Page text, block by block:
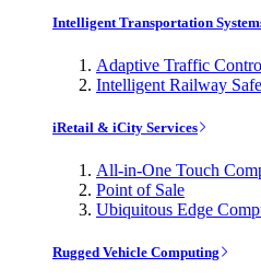
Intelligent Transportation
Adaptive Traffic
Intelligent Railway
iRetail & iCity Services
All-in-One Touch
Point of Sale
Ubiquitous Edge
Rugged Vehicle Computing